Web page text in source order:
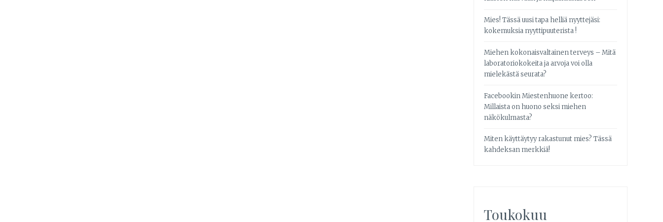
Mies! Tässä uusi tapa helliä nyyttejäsi:
kokemuksia nyyttipuuterista !
Miehen kokonaisvaltainen terveys – Mitä
laboratoriokokeita ja arvoja voi olla
mielekästä seurata?
Facebookin Miestenhuone kertoo:
Millaista on huono seksi miehen
näkökulmasta?
Miten käyttäytyy rakastunut mies? Tässä
kahdeksan merkkiä!
Toukokuu